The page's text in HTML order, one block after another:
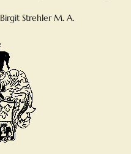
Birgit Strehler M. A.